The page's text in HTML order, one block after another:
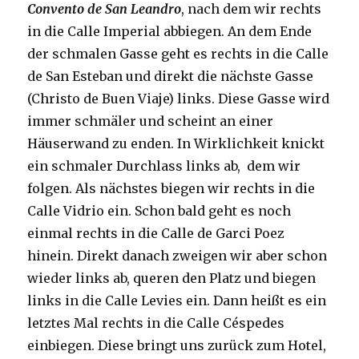
Convento de San Leandro, nach dem wir rechts
in die Calle Imperial abbiegen. An dem Ende
der schmalen Gasse geht es rechts in die Calle
de San Esteban und direkt die nächste Gasse
(Christo de Buen Viaje) links. Diese Gasse wird
immer schmäler und scheint an einer
Häuserwand zu enden. In Wirklichkeit knickt
ein schmaler Durchlass links ab, dem wir
folgen. Als nächstes biegen wir rechts in die
Calle Vidrio ein. Schon bald geht es noch
einmal rechts in die Calle de Garci Poez
hinein. Direkt danach zweigen wir aber schon
wieder links ab, queren den Platz und biegen
links in die Calle Levies ein. Dann heißt es ein
letztes Mal rechts in die Calle Céspedes
einbiegen. Diese bringt uns zurück zum Hotel,